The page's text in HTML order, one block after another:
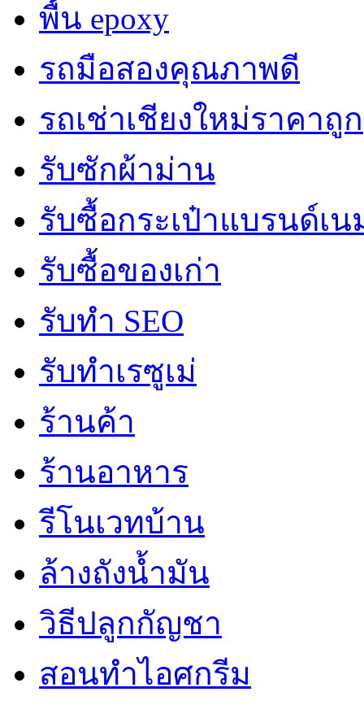
พื้น epoxy
รถมือสองคุณภาพดี
รถเช่าเชียงใหม่ราคาถูก
รับซักผ้าม่าน
รับซื้อกระเป๋าแบรนด์เน
รับซื้อของเก่า
รับทำ SEO
รับทำเรซูเม่
ร้านค้า
ร้านอาหาร
รีโนเวทบ้าน
ล้างถังน้ำมัน
วิธีปลูกกัญชา
สอนทำไอศกรีม